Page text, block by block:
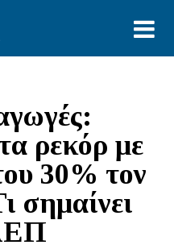
ρεκόρ με
30% τον
σημαίνει